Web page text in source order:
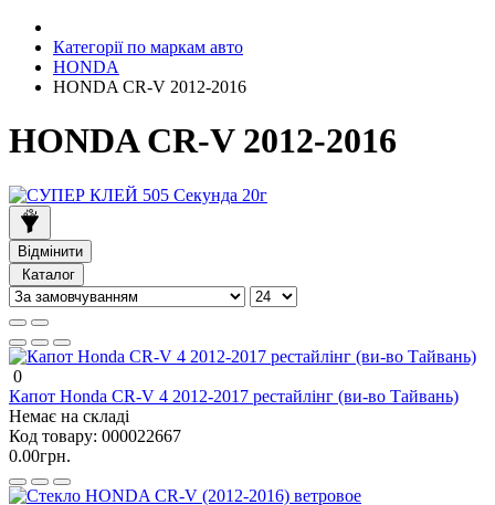
Категорії по маркам авто
HONDA
HONDA CR-V 2012-2016
HONDA CR-V 2012-2016
Відмінити
Каталог
0
Капот Honda CR-V 4 2012-2017 рестайлінг (ви-во Тайвань)
Немає на складі
Код товару: 000022667
0.00грн.